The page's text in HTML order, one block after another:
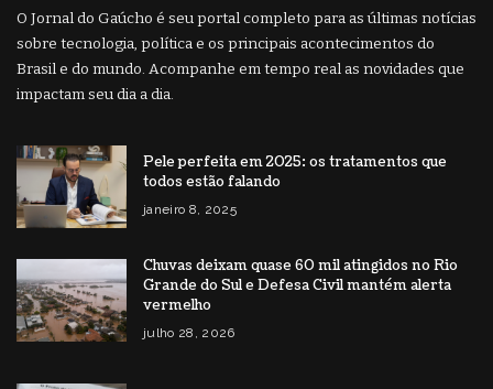
O Jornal do Gaúcho é seu portal completo para as últimas notícias
sobre tecnologia, política e os principais acontecimentos do
Brasil e do mundo. Acompanhe em tempo real as novidades que
impactam seu dia a dia.
Pele perfeita em 2025: os tratamentos que
todos estão falando
janeiro 8, 2025
Chuvas deixam quase 60 mil atingidos no Rio
Grande do Sul e Defesa Civil mantém alerta
vermelho
julho 28, 2026